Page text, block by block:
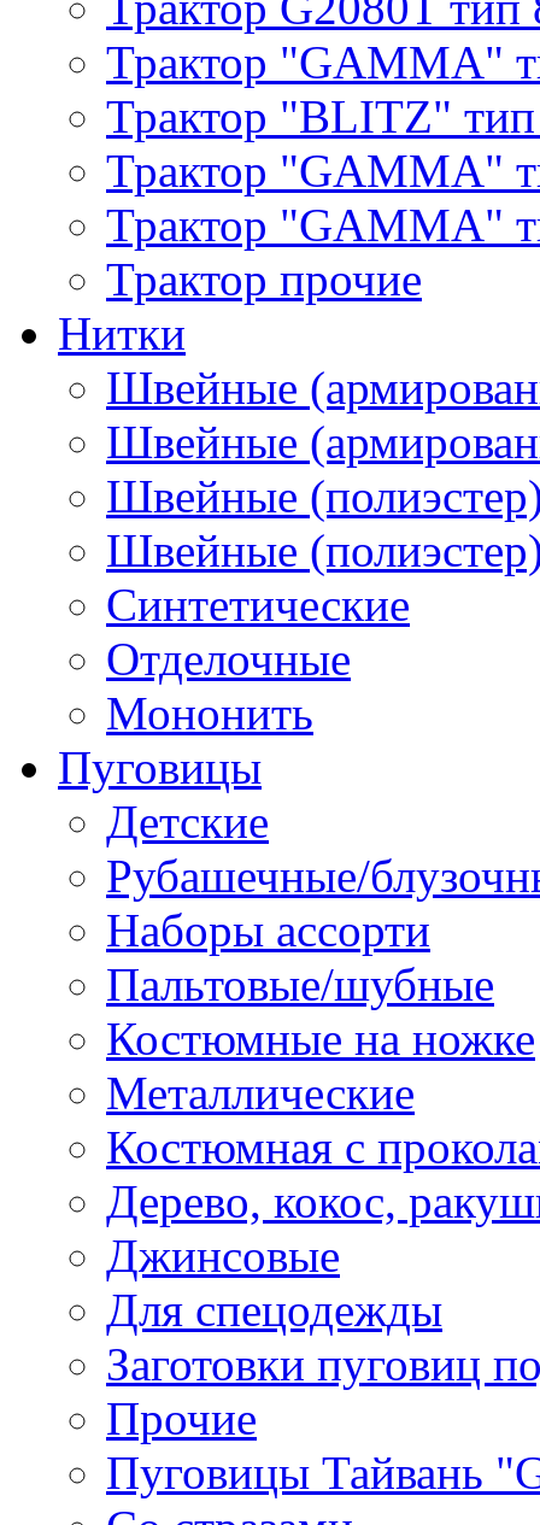
Трактор "GAMMA"
Трактор "BLITZ"
Трактор "GAMMA"
Трактор "GAMMA"
Трактор прочие
Нитки
Швейные
Швейные
Швейные
Швейные
Синтетические
Отделочные
Мононить
Пуговицы
Детские
Рубашечные/
Наборы ассорти
Пальтовые/шубные
Костюмные на ножке
Металлические
Костюмная с
Дерево, кокос,
Джинсовые
Для спецодежды
Заготовки пуговиц
Прочие
Пуговицы Тайвань